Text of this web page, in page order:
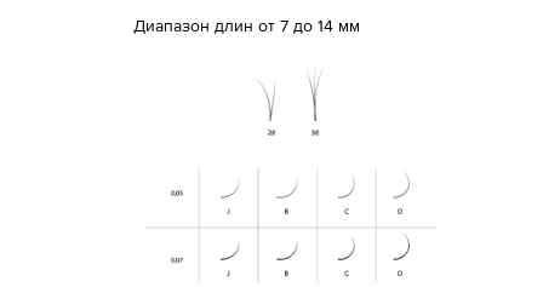
Диапазон длин от 7 до 14 мм